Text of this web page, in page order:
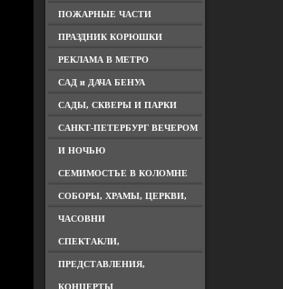
ПОЖАРНЫЕ ЧАСТИ
ПРАЗДНИК КОРЮШКИ
РЕКЛАМА В МЕТРО
САД и ДАЧА БЕНУА
САДЫ, СКВЕРЫ И ПАРКИ
САНКТ-ПЕТЕРБУРГ ВЕЧЕРОМ
И НОЧЬЮ
СЕМИМОСТЬЕ В КОЛОМНЕ
СОБОРЫ, ХРАМЫ, ЦЕРКВИ,
ЧАСОВНИ
СПЕКТАКЛИ,
ПРЕДСТАВЛЕНИЯ,
КОНЦЕРТЫ